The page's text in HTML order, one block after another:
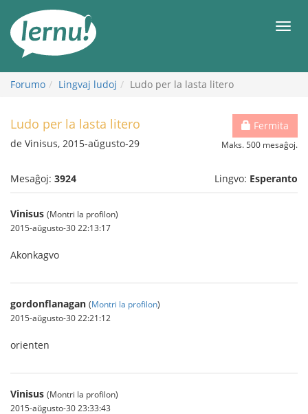
enhavo
Forumo Lingvaj ludoj Ludo per la lasta litero
Fermita
Maks. 500 mesaĝoj.
Ludo per la lasta litero
de Vinisus, 2015-aŭgusto-29
Mesaĝoj: 3924 Lingvo: Esperanto
Vinisus (Montri la profilon)
2015-aŭgusto-30 22:13:17
Akonkagvo
gordonflanagan (Montri la profilon)
2015-aŭgusto-30 22:21:12
orienten
Vinisus (Montri la profilon)
2015-aŭgusto-30 23:33:43